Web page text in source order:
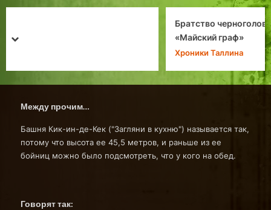
Братство черноголовых. Средневековый праздник
prev
next
Между прочим…
Башня Кик-ин-де-Кек ("Загляни в кухню") называется так,
потому что высота ее 45,5 метров, и раньше из ее
бойниц можно было подсмотреть, что у кого на обед.
Говорят так: